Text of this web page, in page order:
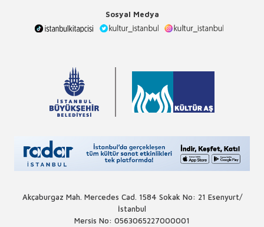
Sosyal Medya
Akçaburgaz Mah. Mercedes Cad. 1584 Sokak No: 21 Esenyurt/
İstanbul
Mersis No: 0563065227000001